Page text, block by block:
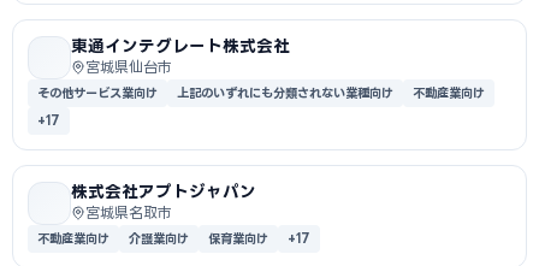
東通インテグレート株式会社
宮城県仙台市
その他サービス業向け 上記のいずれにも分類されない業種向け
不動産業向け
+17
株式会社アプトジャパン
宮城県名取市
不動産業向け 介護業向け 保育業向け +17